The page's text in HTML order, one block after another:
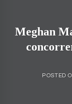
Meghan
POSTED